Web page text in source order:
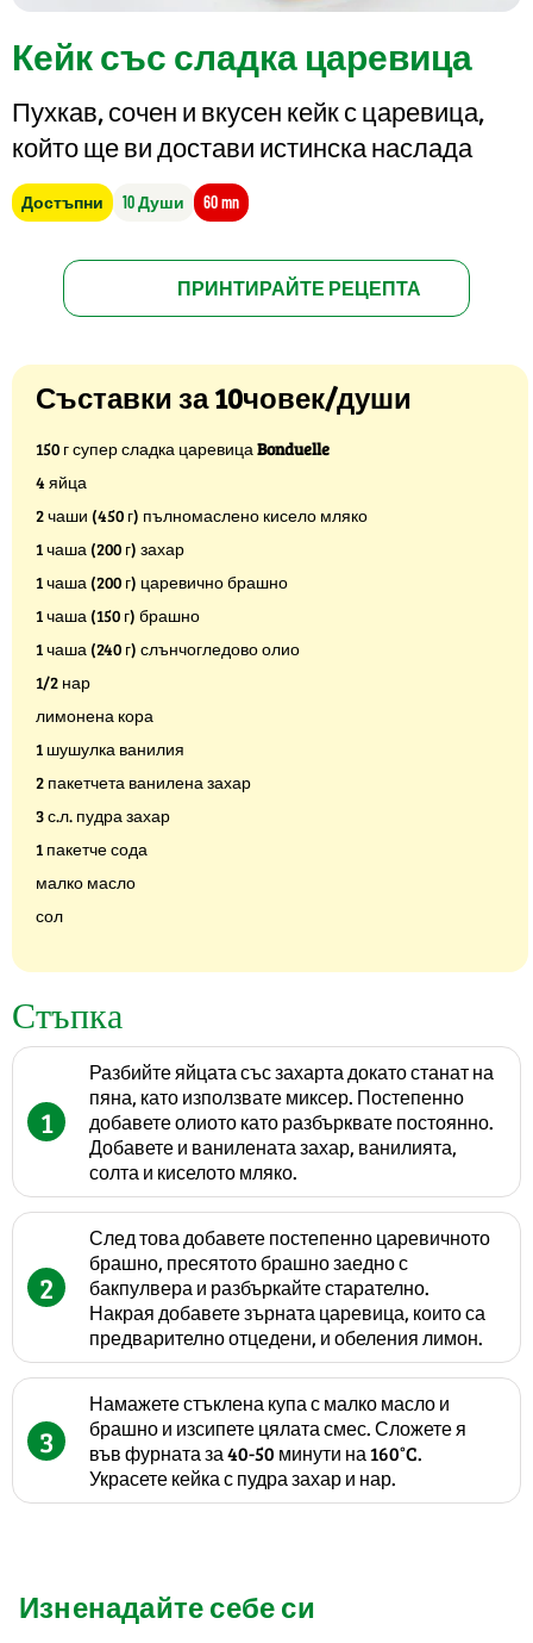
Кейк със сладка царевица
Пухкав, сочен и вкусен кейк с царевица,
който ще ви достави истинска наслада
Достъпни 10 Души 60 mn
ПРИНТИРАЙТЕ РЕЦЕПТА
Съставки за 10човек/души
150 г супер сладка царевицаBonduelle
4 яйца
2 чаши (450 г) пълномаслено кисело мляко
1 чаша (200 г) захар
1 чаша (200 г) царевично брашно
1 чаша (150 г) брашно
1 чаша (240 г) слънчогледово олио
1/2 нар
лимонена кора
1 шушулка ванилия
2 пакетчета ванилена захар
3 с.л. пудра захар
1 пакетче сода
малко масло
сол
Стъпка
1
Разбийте яйцата със захарта докато станат на
пяна, като използвате миксер. Постепенно
добавете олиото като разбърквате постоянно.
Добавете и ванилената захар, ванилията,
солта и киселото мляко.
2
След това добавете постепенно царевичното
брашно, пресятото брашно заедно с
бакпулвера и разбъркайте старателно.
Накрая добавете зърната царевица, които са
предварително отцедени, и обеления лимон.
3
Намажете стъклена купа с малко масло и
брашно и изсипете цялата смес. Сложете я
във фурната за 40-50 минути на 160°C.
Украсете кейка с пудра захар и нар.
Изненадайте себе си